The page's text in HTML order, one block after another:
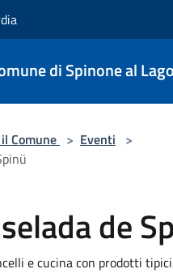
di Spinone al Lago
Comune > Eventi >
de
e cucina con prodotti tipici